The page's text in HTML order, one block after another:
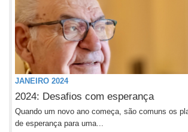
JANEIRO 2024
2024: Desafios com esperança
Quando um novo ano começa, são comuns os
de esperança para uma...